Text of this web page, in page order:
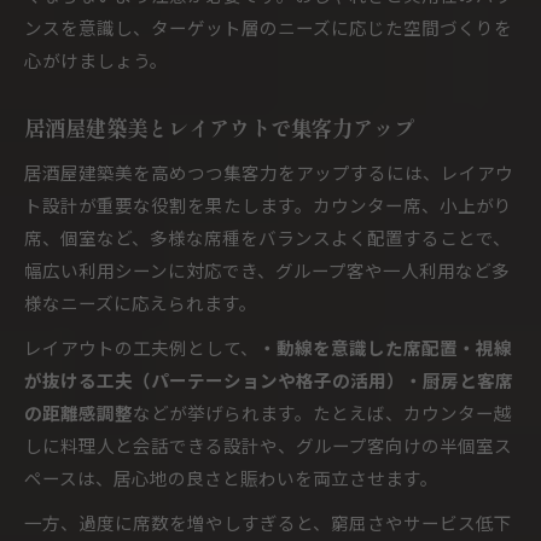
ンスを意識し、ターゲット層のニーズに応じた空間づくりを
心がけましょう。
居酒屋建築美とレイアウトで集客力アップ
居酒屋建築美を高めつつ集客力をアップするには、レイアウ
ト設計が重要な役割を果たします。カウンター席、小上がり
席、個室など、多様な席種をバランスよく配置することで、
幅広い利用シーンに対応でき、グループ客や一人利用など多
様なニーズに応えられます。
レイアウトの工夫例として、
・動線を意識した席配置・視線
が抜ける工夫（パーテーションや格子の活用）・厨房と客席
の距離感調整などが挙げられます。たとえば、カウンター越
しに料理人と会話できる設計や、グループ客向けの半個室ス
ペースは、居心地の良さと賑わいを両立させます。
一方、過度に席数を増やしすぎると、窮屈さやサービス低下